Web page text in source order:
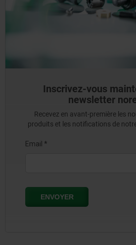
Inscrivez-vous
newsletter
Recevez en avant-première les
produits et les notifications de